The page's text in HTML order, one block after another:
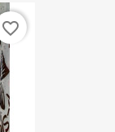
favorite_border